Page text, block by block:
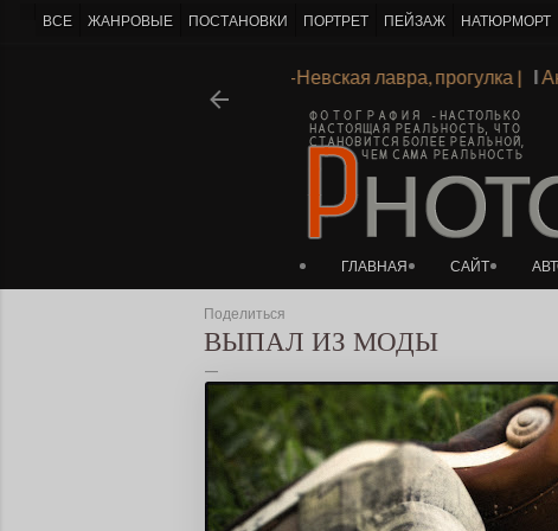
Александро-Невская лавра, прогулка |
ГЛАВНАЯ САЙТ
Поделиться
ВЫПАЛ ИЗ МОДЫ
ВСЕ ЖАНРОВЫЕ ПОСТАНОВКИ ПОРТРЕТ ПЕЙЗАЖ НАТЮРМОРТ